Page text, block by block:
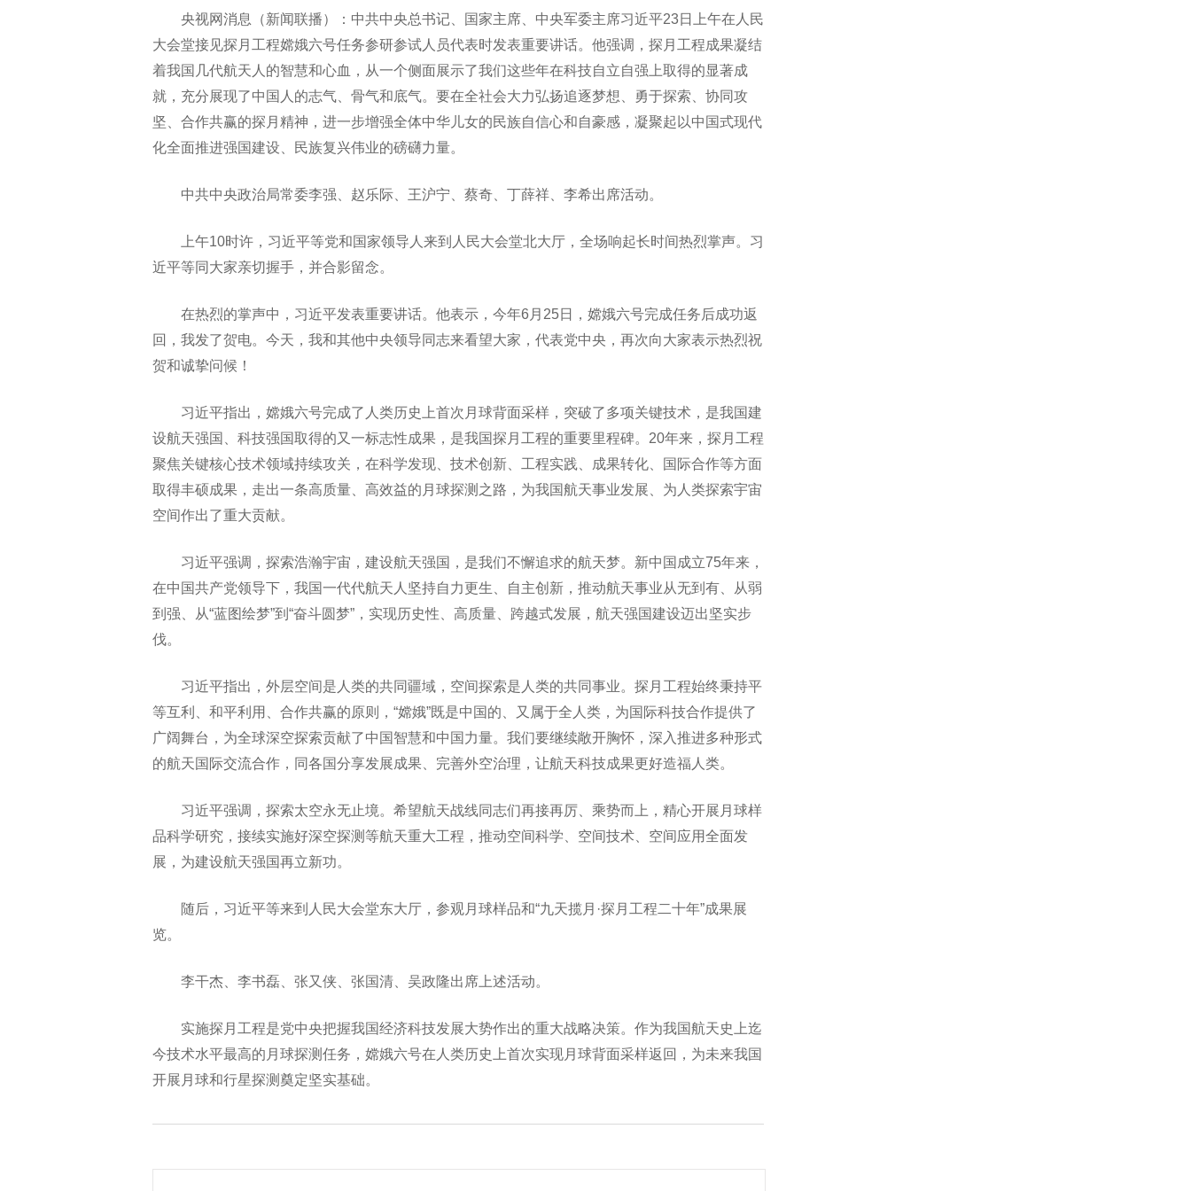
央视网消息（新闻联播）：中共中央总书记、国家主席、中央军委主席习近平23日上午在人民
大会堂接见探月工程嫦娥六号任务参研参试人员代表时发表重要讲话。他强调，探月工程成果凝结
着我国几代航天人的智慧和心血，从一个侧面展示了我们这些年在科技自立自强上取得的显著成
就，充分展现了中国人的志气、骨气和底气。要在全社会大力弘扬追逐梦想、勇于探索、协同攻
坚、合作共赢的探月精神，进一步增强全体中华儿女的民族自信心和自豪感，凝聚起以中国式现代
化全面推进强国建设、民族复兴伟业的磅礴力量。
中共中央政治局常委李强、赵乐际、王沪宁、蔡奇、丁薛祥、李希出席活动。
上午10时许，习近平等党和国家领导人来到人民大会堂北大厅，全场响起长时间热烈掌声。习
近平等同大家亲切握手，并合影留念。
在热烈的掌声中，习近平发表重要讲话。他表示，今年6月25日，嫦娥六号完成任务后成功返
回，我发了贺电。今天，我和其他中央领导同志来看望大家，代表党中央，再次向大家表示热烈祝
贺和诚挚问候！
习近平指出，嫦娥六号完成了人类历史上首次月球背面采样，突破了多项关键技术，是我国建
设航天强国、科技强国取得的又一标志性成果，是我国探月工程的重要里程碑。20年来，探月工程
聚焦关键核心技术领域持续攻关，在科学发现、技术创新、工程实践、成果转化、国际合作等方面
取得丰硕成果，走出一条高质量、高效益的月球探测之路，为我国航天事业发展、为人类探索宇宙
空间作出了重大贡献。
习近平强调，探索浩瀚宇宙，建设航天强国，是我们不懈追求的航天梦。新中国成立75年来，
在中国共产党领导下，我国一代代航天人坚持自力更生、自主创新，推动航天事业从无到有、从弱
到强、从“蓝图绘梦”到“奋斗圆梦”，实现历史性、高质量、跨越式发展，航天强国建设迈出坚实步
伐。
习近平指出，外层空间是人类的共同疆域，空间探索是人类的共同事业。探月工程始终秉持平
等互利、和平利用、合作共赢的原则，“嫦娥”既是中国的、又属于全人类，为国际科技合作提供了
广阔舞台，为全球深空探索贡献了中国智慧和中国力量。我们要继续敞开胸怀，深入推进多种形式
的航天国际交流合作，同各国分享发展成果、完善外空治理，让航天科技成果更好造福人类。
习近平强调，探索太空永无止境。希望航天战线同志们再接再厉、乘势而上，精心开展月球样
品科学研究，接续实施好深空探测等航天重大工程，推动空间科学、空间技术、空间应用全面发
展，为建设航天强国再立新功。
随后，习近平等来到人民大会堂东大厅，参观月球样品和“九天揽月·探月工程二十年”成果展
览。
李干杰、李书磊、张又侠、张国清、吴政隆出席上述活动。
实施探月工程是党中央把握我国经济科技发展大势作出的重大战略决策。作为我国航天史上迄
今技术水平最高的月球探测任务，嫦娥六号在人类历史上首次实现月球背面采样返回，为未来我国
开展月球和行星探测奠定坚实基础。